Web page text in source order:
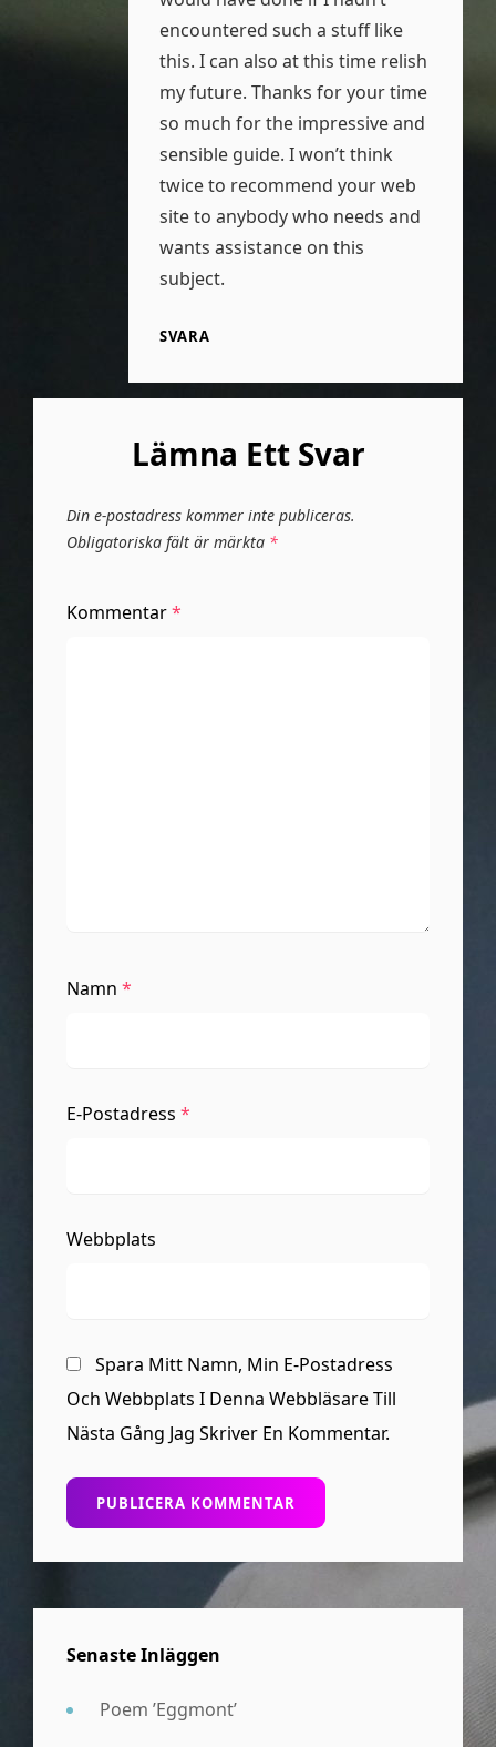
encountered such a stuff like
this. I can also at this time relish
my future. Thanks for your time
so much for the impressive and
sensible guide. I won’t think
twice to recommend your web
site to anybody who needs and
wants assistance on this
subject.
SVARA
Lämna Ett Svar
Din e-postadress kommer inte publiceras.
Obligatoriska fält är märkta *
Kommentar*
Namn *
E-Postadress *
Webbplats
Spara Mitt Namn, Min E-Postadress
Och Webbplats I Denna Webbläsare Till
Nästa Gång Jag Skriver En Kommentar.
Senaste Inläggen
Poem ’Eggmont’